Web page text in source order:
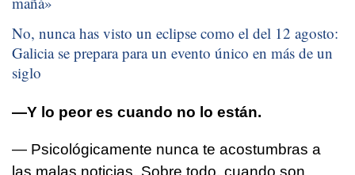
No, nunca has visto un eclipse como el del 12 agosto:
Galicia se prepara para un evento único en más de un
siglo
—Y lo peor es cuando no lo están.
— Psicológicamente nunca te acostumbras a
las malas noticias. Sobre todo, cuando son